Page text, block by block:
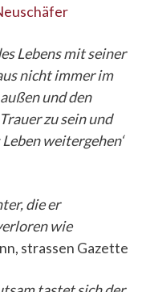
Lebens mit seiner
nicht immer im
und den
zu sein und
weitergehen‘
die er
wie
strassen Gazette